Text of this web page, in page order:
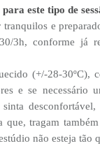
este tipo de
e
3h, conforme já
(+/-28-30ºC),
e se necessário
que, tragam
não esteja tão